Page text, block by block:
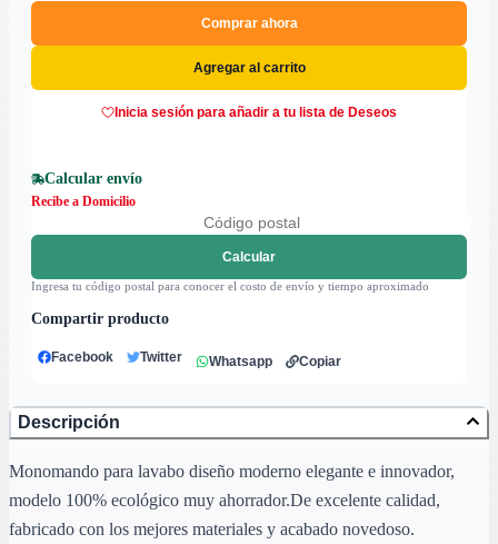
Comprar ahora
Agregar al carrito
Inicia sesión para añadir a tu lista de Deseos
Calcular envío
Recibe a Domicilio
Calcular
Ingresa tu código postal para conocer el costo de envío y tiempo aproximado
Compartir producto
Facebook Twitter Whatsapp Copiar
Descripción
Monomando para lavabo diseño moderno elegante e innovador,
modelo 100% ecológico muy ahorrador.De excelente calidad,
fabricado con los mejores materiales y acabado novedoso.